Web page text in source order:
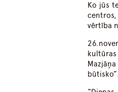
Ko jūs
vērtība
būtisko”.